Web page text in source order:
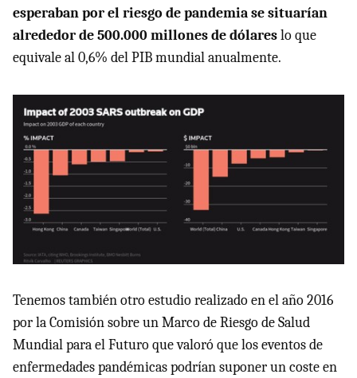
esperaban por el riesgo de pandemia se situarían
alrededor de 500.000 millones de dólareslo que
equivale al 0,6% del PIB mundial anualmente.
Tenemos también otro estudio realizado en el año 2016
por la Comisión sobre un Marco de Riesgo de Salud
Mundial para el Futuro que valoró que los eventos de
enfermedades pandémicas podrían suponer un coste en